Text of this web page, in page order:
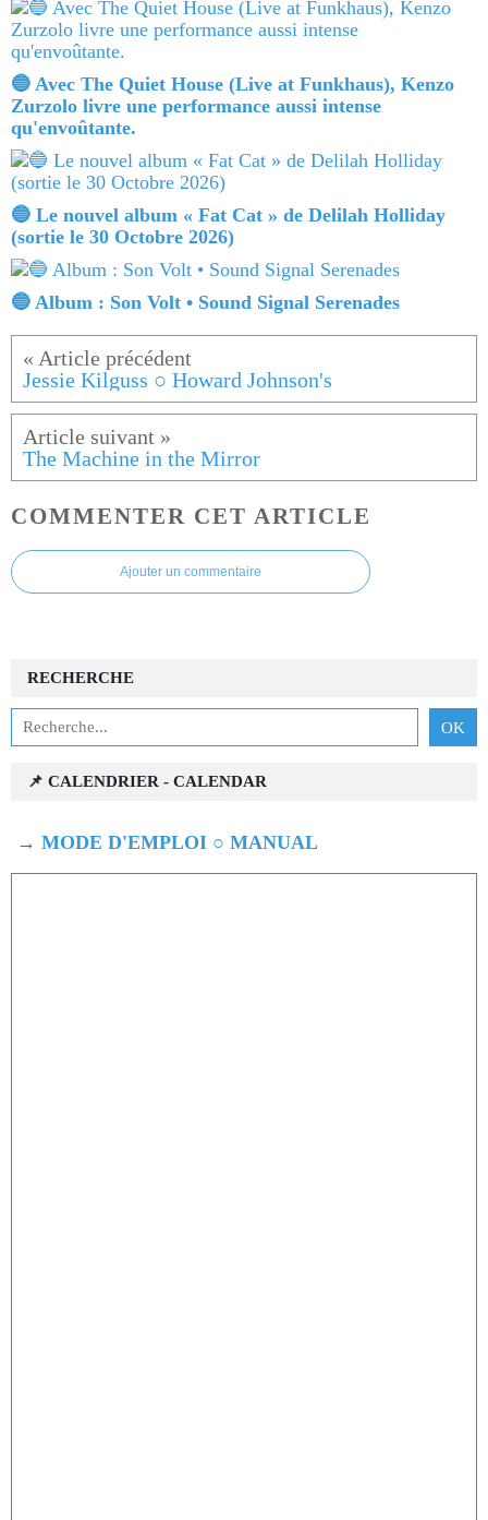
🔵 Avec The Quiet House (Live at Funkhaus), Kenzo
Zurzolo livre une performance aussi intense
qu'envoûtante.
🔵 Le nouvel album « Fat Cat » de Delilah Holliday
(sortie le 30 Octobre 2026)
🔵 Album : Son Volt • Sound Signal Serenades
Jessie Kilguss ○ Howard Johnson's
The Machine in the Mirror
COMMENTER CET ARTICLE
Ajouter un commentaire
RECHERCHE
📌 CALENDRIER - CALENDAR
→ MODE D'EMPLOI ○ MANUAL